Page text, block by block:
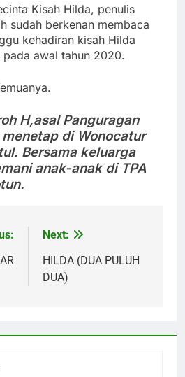
Kisah Hilda, penulis
sudah berkenan membaca
kehadiran kisah Hilda
awal tahun 2020.
H,asal Panguragan
di Wonocatur
Bersama keluarga
anak-anak di TPA
Next:
HILDA (DUA PULUH
DUA)